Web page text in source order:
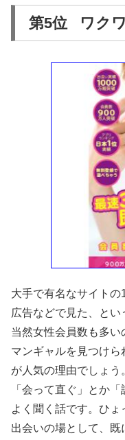
第5位 ワク
大手で有名なサイトの
広告などで見た、とい
当然女性会員数も多い
マンギャルを見つけ
が人気の理由でしょう
「会って直ぐ」とか
よく聞く話です。ひ
出会いの場として、